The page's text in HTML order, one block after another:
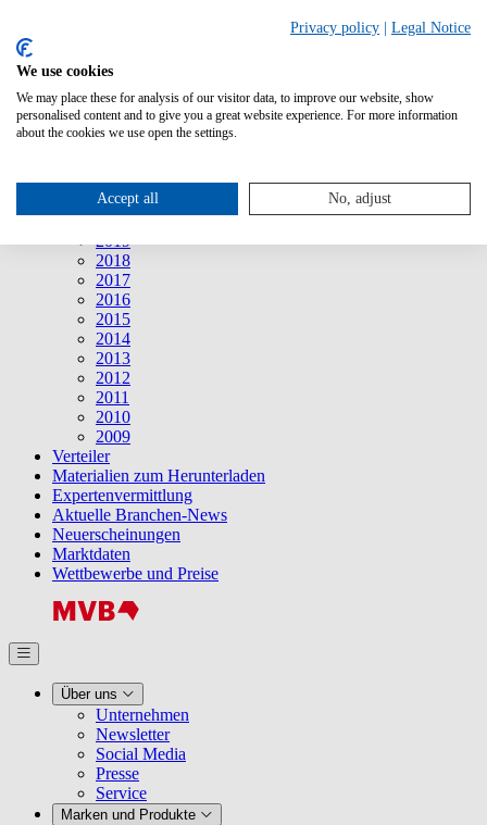
Mitteilungen
2026
2025
2024
2022
2021
2020
2019
2018
2017
2016
2015
2014
2013
2012
2011
2010
2009
Verteiler
Materialien zum Herunterladen
Expertenvermittlung
Aktuelle Branchen-News
Neuerscheinungen
Marktdaten
Wettbewerbe und Preise
Über uns
Unternehmen
Newsletter
Social Media
Presse
Service
Marken und Produkte
Privacy policy Legal Notice
We use cookies
We may place these for analysis of our visitor data, to improve our website, show
personalised content and to give you a great website experience. For more information
about the cookies we use open the settings.
Accept all No, adjust